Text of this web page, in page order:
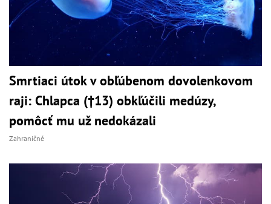
Smrtiaci útok v obľúbenom dovolenkovom
raji: Chlapca (†13) obkľúčili medúzy,
pomôcť mu už nedokázali
Zahraničné